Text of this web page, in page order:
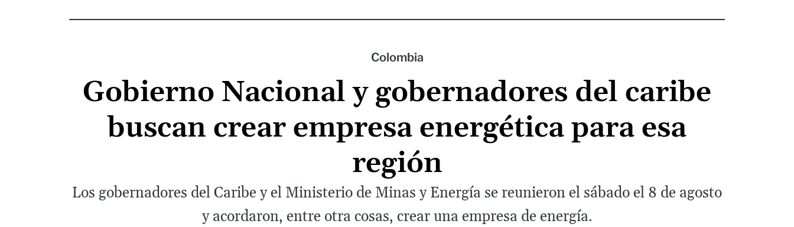
Colombia
Gobierno Nacional y gobernadores del caribe
buscan crear empresa energética para esa
región
Los gobernadores del Caribe y el Ministerio de Minas y Energía se reunieron el sábado el 8 de agosto
y acordaron, entre otra cosas, crear una empresa de energía.